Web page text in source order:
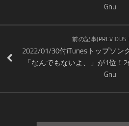
Gnu
前の記事(PREVIOUS
2022/01/30付iTunesトップソン
「なんでもないよ、」が1位！
Gnu